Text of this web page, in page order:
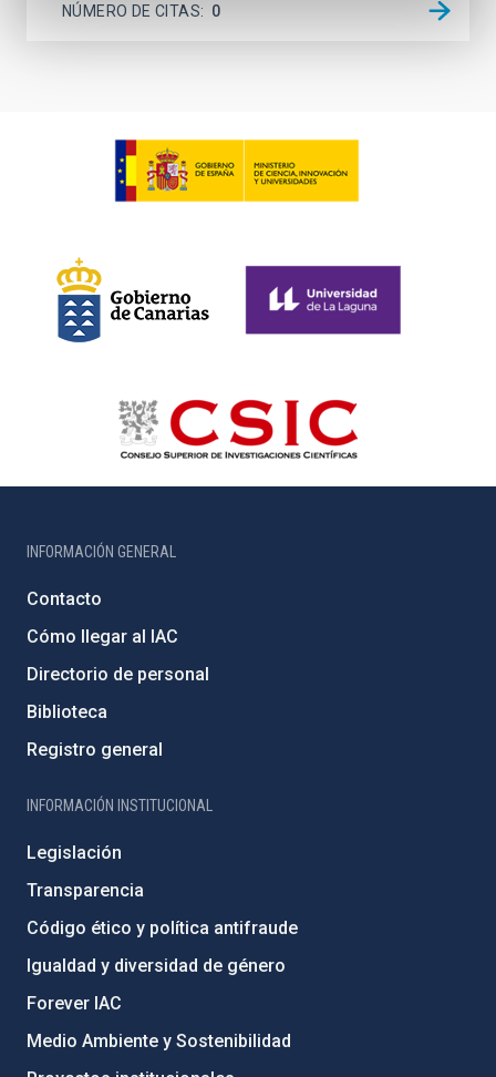
NÚMERO DE CITAS 0
INFORMACIÓN GENERAL
Contacto
Cómo llegar al IAC
Directorio de personal
Biblioteca
Registro general
INFORMACIÓN INSTITUCIONAL
Legislación
Transparencia
Código ético y política antifraude
Igualdad y diversidad de género
Forever IAC
Medio Ambiente y Sostenibilidad